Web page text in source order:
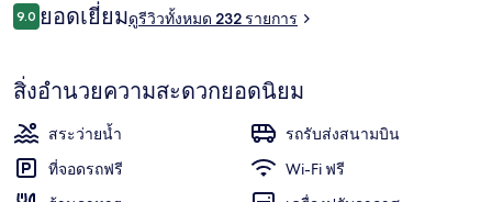
รีวิว
9.09.0 จาก 10
ยอดเยี่ยมดูรีวิวทั้งหมด 232 รายการ
สิ่งอำนวยความสะดวกยอดนิยม
สระว่ายน้ำ
รถรับส่งสนามบิน
ที่จอดรถฟรี
Wi-Fi ฟรี